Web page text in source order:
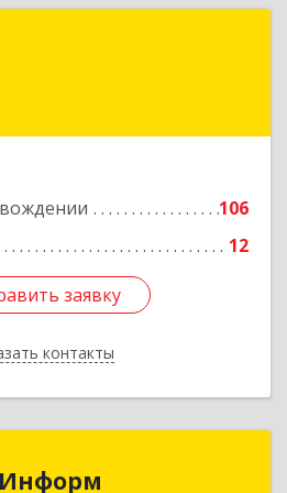
106
12
заявку
контакты
обл, Егорьевск г, 5-й мкр,
заявку
Назад
Коринф-Информ